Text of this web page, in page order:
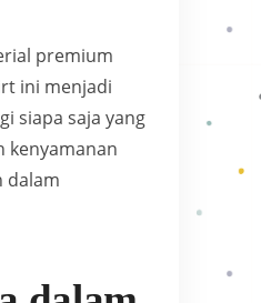
premium
ini menjadi
siapa saja yang
kenyamanan
dalam